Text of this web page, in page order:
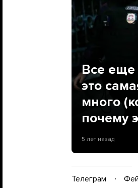
Все еще
это
много
почему
5 лет назад
Телеграм